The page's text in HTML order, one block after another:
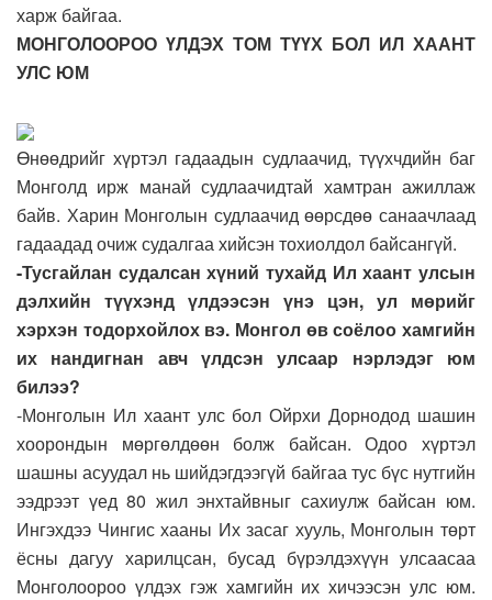
харж байгаа.
МОНГОЛООРОО ҮЛДЭХ ТОМ ТҮҮХ БОЛ ИЛ ХААНТ
УЛС ЮМ
Өнөөдрийг хүртэл гадаадын судлаачид, түүхчдийн баг
Монголд ирж манай судлаачидтай хамтран ажиллаж
байв. Харин Монголын судлаачид өөрсдөө санаачлаад
гадаадад очиж судалгаа хийсэн тохиолдол байсангүй.
-Тусгайлан судалсан хүний тухайд Ил хаант улсын
дэлхийн түүхэнд үлдээсэн үнэ цэн, ул мөрийг
хэрхэн тодорхойлох вэ. Монгол өв соёлоо хамгийн
их нандигнан авч үлдсэн улсаар нэрлэдэг юм
билээ?
-Монголын Ил хаант улс бол Ойрхи Дорнодод шашин
хоорондын мөргөлдөөн болж байсан. Одоо хүртэл
шашны асуудал нь шийдэгдээгүй байгаа тус бүс нутгийн
ээдрээт үед 80 жил энхтайвныг сахиулж байсан юм.
Ингэхдээ Чингис хааны Их засаг хууль, Монголын төрт
ёсны дагуу харилцсан, бусад бүрэлдэхүүн улсаасаа
Монголоороо үлдэх гэж хамгийн их хичээсэн улс юм.